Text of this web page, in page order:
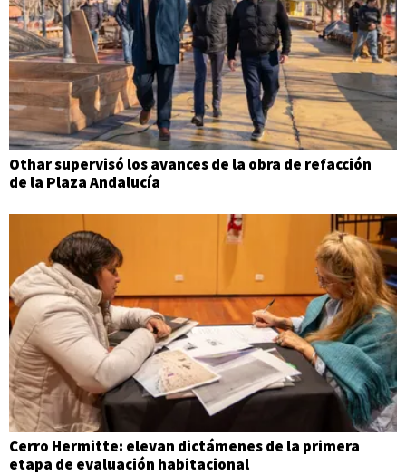
Othar supervisó los avances de la obra de refacción
de la Plaza Andalucía
Cerro Hermitte: elevan dictámenes de la primera
etapa de evaluación habitacional